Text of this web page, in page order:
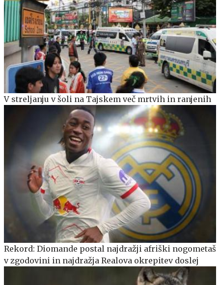
V streljanju v šoli na Tajskem več mrtvih in ranjenih
Rekord: Diomande postal najdražji afriški nogometaš
v zgodovini in najdražja Realova okrepitev doslej